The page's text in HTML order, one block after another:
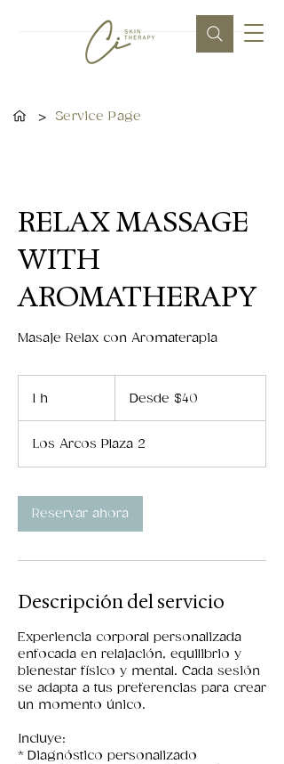
> Service Page
RELAX MASSAGE
WITH
AROMATHERAPY
Masaje Relax con Aromaterapia
1 h
dólares
Desde $40
Los Arcos Plaza 2
Reservar ahora
Descripción del servicio
Experiencia corporal personalizada
enfocada en relajación, equilibrio y
bienestar físico y mental. Cada sesión
se adapta a tus preferencias para crear
un momento único.
Incluye:
* Diagnóstico personalizado